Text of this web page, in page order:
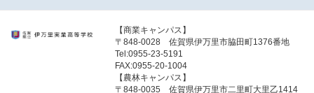
【商業キャンパス】
〒848-0028 佐賀県伊万里市脇田町1376番地
Tel:0955-23-5191
FAX:0955-20-1004
【農林キャンパス】
〒848-0035 佐賀県伊万里市二里町大里乙1414